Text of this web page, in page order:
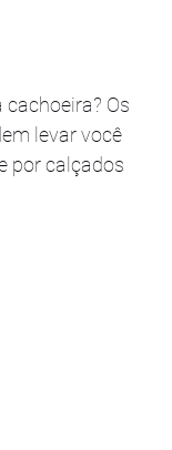
Os
levar você
por calçados